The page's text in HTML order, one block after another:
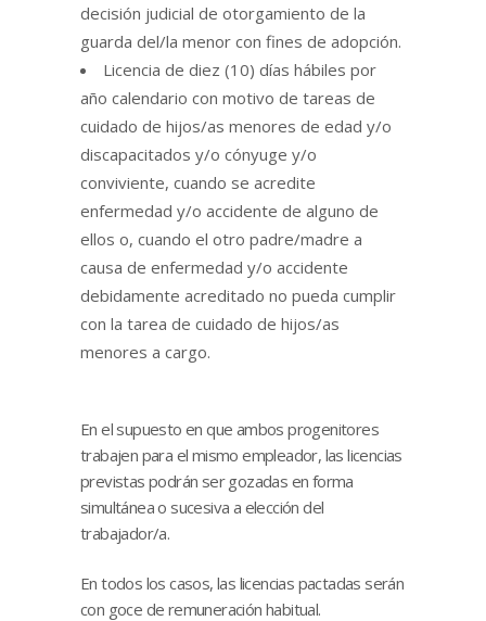
decisión judicial de otorgamiento de la
guarda del/la menor con fines de adopción.
Licencia de diez (10) días hábiles por
año calendario con motivo de tareas de
cuidado de hijos/as menores de edad y/o
discapacitados y/o cónyuge y/o
conviviente, cuando se acredite
enfermedad y/o accidente de alguno de
ellos o, cuando el otro padre/madre a
causa de enfermedad y/o accidente
debidamente acreditado no pueda cumplir
con la tarea de cuidado de hijos/as
menores a cargo.
En el supuesto en que ambos progenitores
trabajen para el mismo empleador, las licencias
previstas podrán ser gozadas en forma
simultánea o sucesiva a elección del
trabajador/a.
En todos los casos, las licencias pactadas serán
con goce de remuneración habitual.